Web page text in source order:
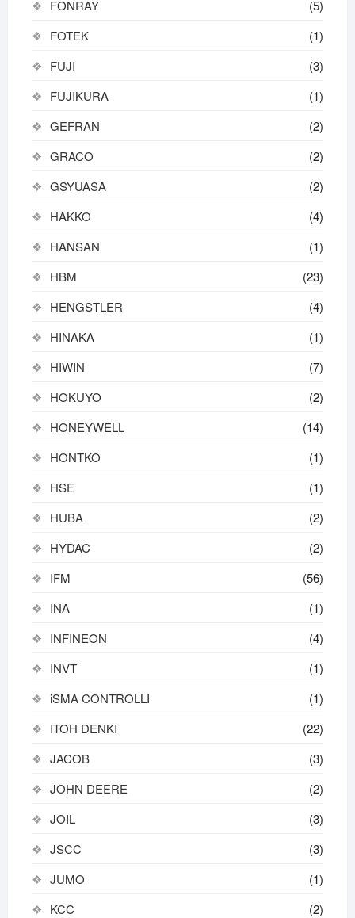
FONRAY
(5)
FOTEK
(1)
FUJI
(3)
FUJIKURA
(1)
GEFRAN
(2)
GRACO
(2)
GSYUASA
(2)
HAKKO
(4)
HANSAN
(1)
HBM
(23)
HENGSTLER
(4)
HINAKA
(1)
HIWIN
(7)
HOKUYO
(2)
HONEYWELL
(14)
HONTKO
(1)
HSE
(1)
HUBA
(2)
HYDAC
(2)
IFM
(56)
INA
(1)
INFINEON
(4)
INVT
(1)
iSMA CONTROLLI
(1)
ITOH DENKI
(22)
JACOB
(3)
JOHN DEERE
(2)
JOIL
(3)
JSCC
(3)
JUMO
(1)
KCC
(2)